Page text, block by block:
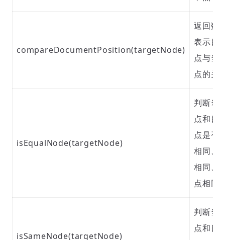
compareDocumentPosition(targetNode)
返回数
表示目
点与当
点的关
isEqualNode(targetNode)
判断当
点和目
点是否
相同、
相同、
点相同
isSameNode(targetNode)
判断当
点和目